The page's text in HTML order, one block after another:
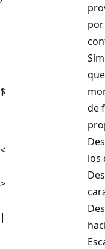
$
de
<
los
>
|